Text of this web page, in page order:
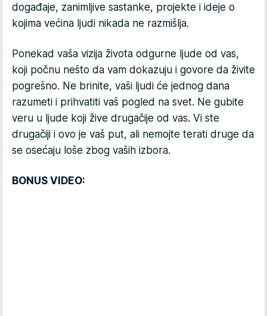
događaje, zanimljive sastanke, projekte i ideje o
kojima većina ljudi nikada ne razmišlja.
Ponekad vaša vizija života odgurne ljude od vas,
koji počnu nešto da vam dokazuju i govore da živite
pogrešno. Ne brinite, vaši ljudi će jednog dana
razumeti i prihvatiti vaš pogled na svet. Ne gubite
veru u ljude koji žive drugačije od vas. Vi ste
drugačiji i ovo je vaš put, ali nemojte terati druge da
se osećaju loše zbog vaših izbora.
BONUS VIDEO: